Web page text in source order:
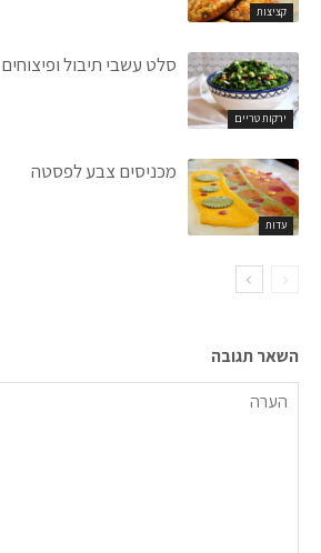
קציצות
ירקות טריים
סלט עשבי תיבול ופיצוחים
עדות
מכניסים צבע לפסטה
השאר תגובה